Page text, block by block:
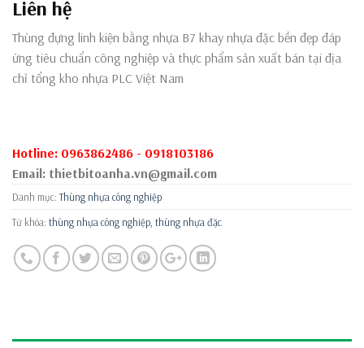
Liên hệ
Thùng đựng linh kiện bằng nhựa B7 khay nhựa đặc bền đẹp đáp
ứng tiêu chuẩn công nghiệp và thực phẩm sản xuất bán tại địa
chỉ tổng kho nhựa PLC Việt Nam
Hotline: 0963862486 - 0918103186
Email: thietbitoanha.vn@gmail.com
Danh mục:Thùng nhựa công nghiệp
Từ khóa: thùng nhựa công nghiệp thùng nhựa đặc